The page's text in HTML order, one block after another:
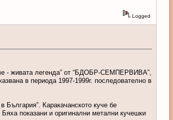
Logged
- живата легенда” от “БДОБР-СЕМПЕРВИВА”,
в периода 1997-1999г. последователно в
България”. Каракачанското куче бе
показани и оригинални метални кучешки